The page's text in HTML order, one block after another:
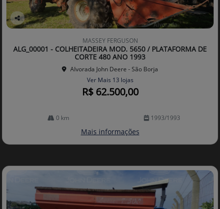
Co
arti
lhe
MASSEY FERGUSON
ALG_00001 - COLHEITADEIRA MOD. 5650 / PLATAFORMA DE
CORTE 480 ANO 1993
Alvorada John Deere - São Borja
Ver Mais 13 lojas
R$ 62.500,00
0 km 1993/1993
Mais informações